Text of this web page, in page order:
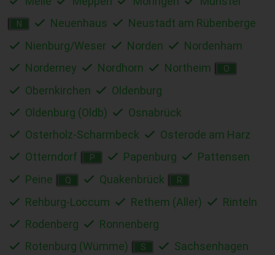
N Neuenhaus
Neustadt am Rübenberge
Nienburg/Weser
Norden
Nordenham
Norderney
Nordhorn Northeim O
Obernkirchen
Oldenburg
Oldenburg (Oldb)
Osnabrück
Osterholz-Scharmbeck
Osterode am Harz
Otterndorf
P Papenburg
Pattensen
Peine
Q Quakenbrück R
Rehburg-Loccum Rethem (Aller)
Rinteln
Rodenberg
Ronnenberg
Rotenburg (Wümme)
S
Sachsenhagen